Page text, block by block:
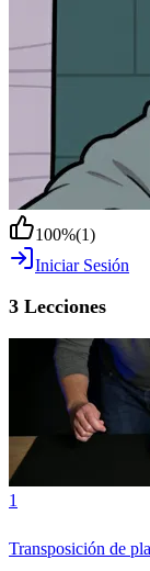
100%(1)
Iniciar Sesión
3 Lecciones
1
Transposición de